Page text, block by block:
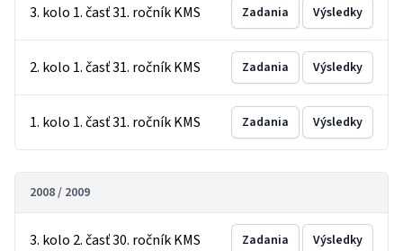
3. kolo 1. časť 31. ročník KMS Zadania Výsledky
2. kolo 1. časť 31. ročník KMS Zadania Výsledky
1. kolo 1. časť 31. ročník KMS Zadania Výsledky
2008 / 2009
3. kolo 2. časť 30. ročník KMS Zadania Výsledky